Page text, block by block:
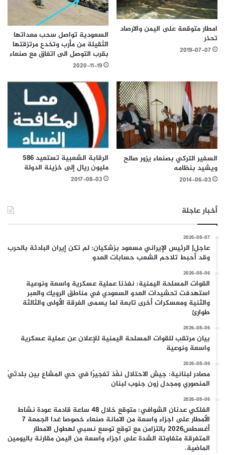
امطار متوقعة على اليمن والارصاد
تحذر
2019-07-07
السعودية تواصل سحب معداتها
الثقيلة من مأرب وتخدع مرتزقتها
بقرب التوصل الى اتفاق مع صنعاء
2020-11-19
السفير التركي بصنعاء يزور صالح
ويشيد بنظامه
2014-06-03
الرقابة الشعبية تستعيد 586
مليون ريال إلى خزينة الدولة
2017-08-03
أخبار عاجلة
2026-08-07
عاجل| الرئيس الإيراني مسعود بزشكيان: لم تكن إيران البادئة بالحرب
وقد أحبط تلاحم الشعب حسابات العدو
2026-08-06
القوات المسلحة اليمنية: نفذنا عملية عسكرية واسعة ونوعية
استهدفت تحشيدات العدو السعودي في مناطق الرويك والعبر
والثنية ومعسكرات أخرى تابعة لما يسمى الفرقة الأولى والثالثة
طوارئ
2026-08-06
بيان مرتقب للقوات المسلحة اليمنية للإعلان عن عملية عسكرية
واسعة ونوعية
2026-08-06
مصادر لبنانية: جيش الاحتلال نفّذ تفجيرًا في حي المشاع بين بلدتَيْ
المنصوري ومجدل زون جنوب لبنان
2026-08-06
الفلكي عدنان الشوافي: متوقع خلال 48 ساعة قادمة عودة نشاط
الأمطار على اجزاء واسعة من الامانة صنعاء خصوصا غدا الجمعة 7
أغسطس2026 بالتزامن مع توقع توسع نسبي لهطول الامطار
المتفرقة متفاوتة الشدة على اجزاء واسعة من اليمن مقارنة باليومين
الماضية.